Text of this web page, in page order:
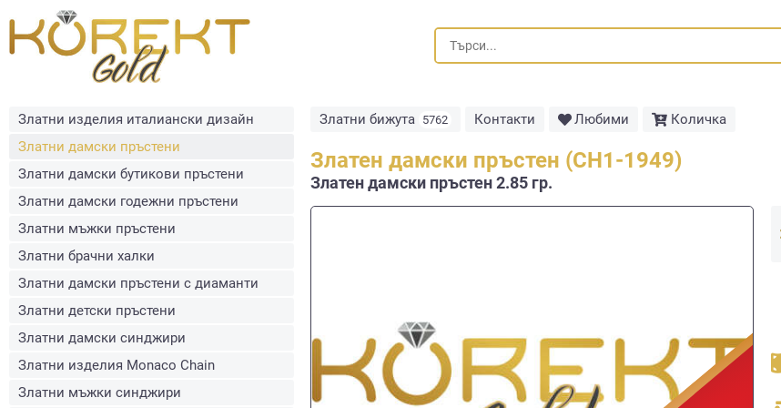
Златни изделия италиански дизайн
Златни дамски пръстени
Златни дамски бутикови пръстени
Златни дамски годежни пръстени
Златни мъжки пръстени
Златни брачни халки
Златни дамски пръстени с диаманти
Златни детски пръстени
Златни дамски синджири
Златни изделия Monaco Chain
Златни мъжки синджири
Златни бижута 5762 Контакти Любими Количка
Златен дамски пръстен (СН1-1949)
Златен дамски пръстен 2.85 гр.